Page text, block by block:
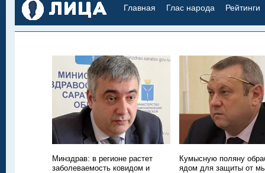
Главная Глас народа Рейтинги
Минздрав: в регионе растет
заболеваемость ковидом и
Кумысную поляну
ядом для защиты от